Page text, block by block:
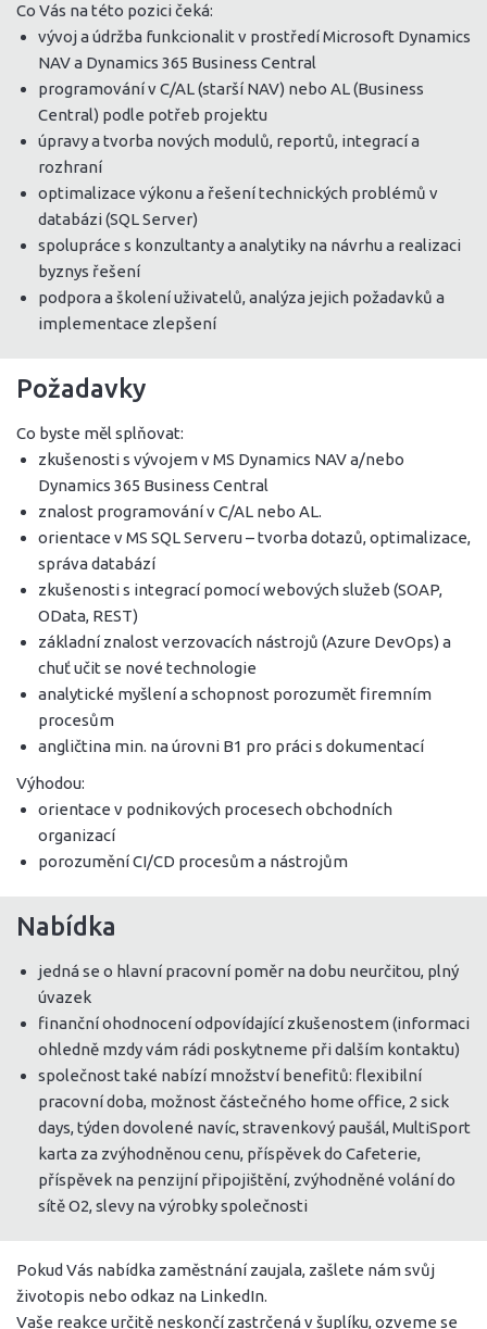
Co Vás na této pozici čeká:
vývoj a údržba funkcionalit v prostředí Microsoft Dynamics
NAV a Dynamics 365 Business Central
programování v C/AL (starší NAV) nebo AL (Business
Central) podle potřeb projektu
úpravy a tvorba nových modulů, reportů, integrací a
rozhraní
optimalizace výkonu a řešení technických problémů v
databázi (SQL Server)
spolupráce s konzultanty a analytiky na návrhu a realizaci
byznys řešení
podpora a školení uživatelů, analýza jejich požadavků a
implementace zlepšení
Požadavky
Co byste měl splňovat:
zkušenosti s vývojem v MS Dynamics NAV a/nebo
Dynamics 365 Business Central
znalost programování v C/AL nebo AL.
orientace v MS SQL Serveru – tvorba dotazů, optimalizace,
správa databází
zkušenosti s integrací pomocí webových služeb (SOAP,
OData, REST)
základní znalost verzovacích nástrojů (Azure DevOps) a
chuť učit se nové technologie
analytické myšlení a schopnost porozumět firemním
procesům
angličtina min. na úrovni B1 pro práci s dokumentací
Výhodou:
orientace v podnikových procesech obchodních
organizací
porozumění CI/CD procesům a nástrojům
Nabídka
jedná se o hlavní pracovní poměr na dobu neurčitou, plný
úvazek
finanční ohodnocení odpovídající zkušenostem (informaci
ohledně mzdy vám rádi poskytneme při dalším kontaktu)
společnost také nabízí množství benefitů: flexibilní
pracovní doba, možnost částečného home office, 2 sick
days, týden dovolené navíc, stravenkový paušál, MultiSport
karta za zvýhodněnou cenu, příspěvek do Cafeterie,
příspěvek na penzijní připojištění, zvýhodněné volání do
sítě O2, slevy na výrobky společnosti
Pokud Vás nabídka zaměstnání zaujala, zašlete nám svůj
životopis nebo odkaz na LinkedIn.
Vaše reakce určitě neskončí zastrčená v šuplíku, ozveme se